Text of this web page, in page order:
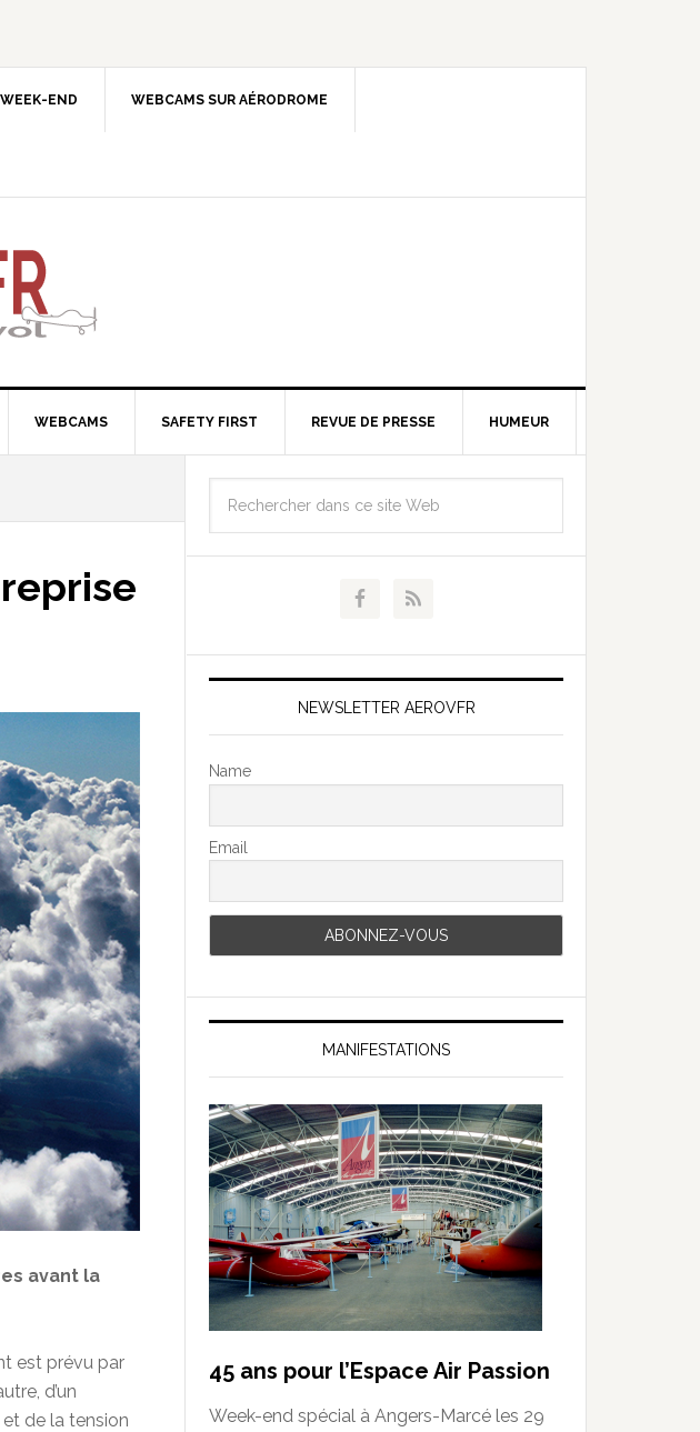
END WEBCAMS SUR AÉRODROME
WEBCAMS SAFETY FIRST REVUE DE PRESSE HUMEUR
avant la
est prévu par
d’un
de la tension
NEWSLETTER AEROVFR
Name
Email
MANIFESTATIONS
45 ans pour l’Espace Air Passion
Week-end spécial à Angers-Marcé les 29